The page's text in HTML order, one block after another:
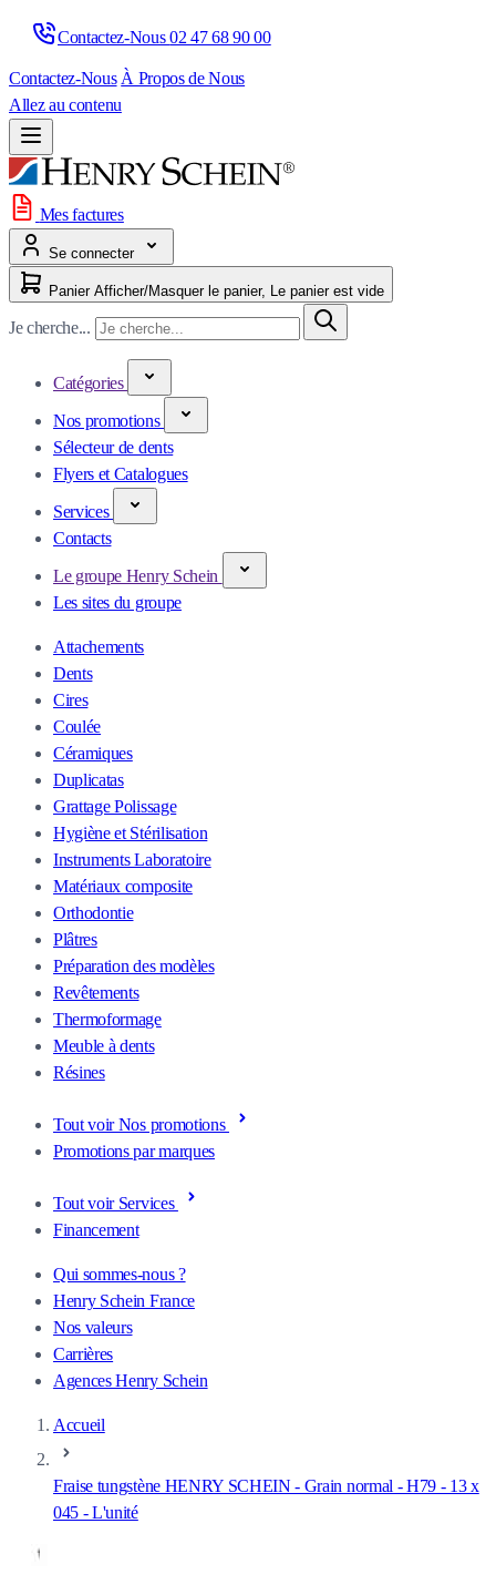
Contactez-Nous 02 47 68 90 00
Contactez-Nous À Propos de Nous
Allez au contenu
Mes factures
Se connecter
Panier Afficher/Masquer le panier, Le panier est vide
Je cherche...
Catégories
Nos promotions
Sélecteur de dents
Flyers et Catalogues
Services
Contacts
Le groupe Henry Schein
Les sites du groupe
Attachements
Dents
Cires
Coulée
Céramiques
Duplicatas
Grattage Polissage
Hygiène et Stérilisation
Instruments Laboratoire
Matériaux composite
Orthodontie
Plâtres
Préparation des modèles
Revêtements
Thermoformage
Meuble à dents
Résines
Tout voir Nos promotions
Promotions par marques
Tout voir Services
Financement
Qui sommes-nous ?
Henry Schein France
Nos valeurs
Carrières
Agences Henry Schein
Accueil
Fraise tungstène HENRY SCHEIN - Grain normal - H79 - 13 x
045 - L'unité